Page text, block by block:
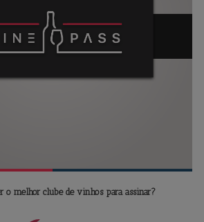
o melhor clube de vinhos para assinar?